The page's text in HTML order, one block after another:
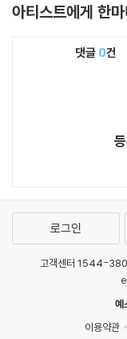
아티스트에게 한
댓글 0건
로그인
고객센터 1544-
예
이용약관